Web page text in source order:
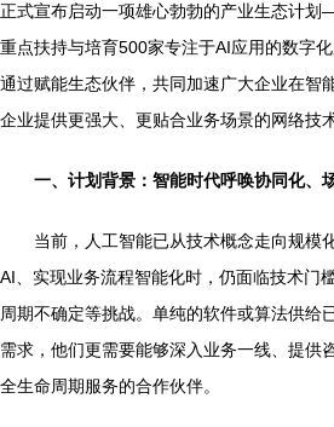
正式宣布启动一项雄心勃勃的产业生态计
重点扶持与培育500家专注于AI应用的数字
通过赋能生态伙伴，共同加速广大企业在智
企业提供更强大、更贴合业务场景的网络技
一、计划背景：智能时代呼唤协同化、
当前，人工智能已从技术概念走向规模
AI、实现业务流程智能化时，仍面临技术门
周期不确定等挑战。单纯的软件或算法供给
需求，他们更需要能够深入业务一线、提供
全生命周期服务的合作伙伴。